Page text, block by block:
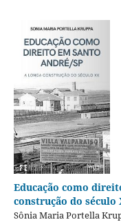
Educação como
construção do século
Sônia Maria Portella